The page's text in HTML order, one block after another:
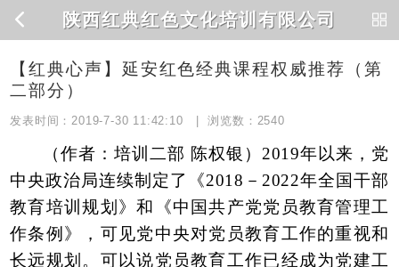
陕西红典红色文化培训有限公司
【红典心声】延安红色经典课程权威推荐（第
二部分）
发表时间：2019-7-30 11:42:10 | 浏览数： 2540
（作者：培训二部 陈权银）2019年以来，党
中央政治局连续制定了《2018－2022年全国干部
教育培训规划》和《中国共产党党员教育管理工
作条例》，可见党中央对党员教育工作的重视和
长远规划。可以说党员教育工作已经成为党建工